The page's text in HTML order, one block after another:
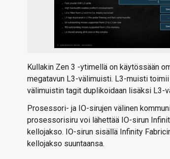
Kullakin Zen 3 -ytimellä on käytössään
megatavun L3-välimuisti. L3-muisti
välimuistin tagit duplikoidaan lisäksi L3-
Prosessori- ja IO-sirujen välinen
prosessorisiru voi lähettää IO-sirun
kellojakso. IO-sirun sisällä Infinity
kellojakso suuntaansa.